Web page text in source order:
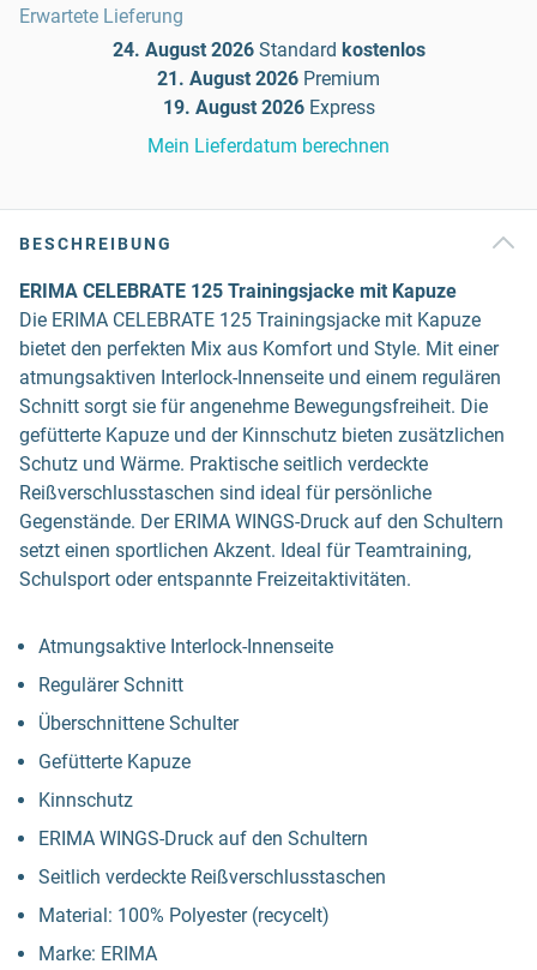
Erwartete Lieferung
24. August 2026 Standard kostenlos
21. August 2026 Premium
19. August 2026 Express
Mein Lieferdatum berechnen
BESCHREIBUNG
ERIMA CELEBRATE 125 Trainingsjacke mit Kapuze
Die ERIMA CELEBRATE 125 Trainingsjacke mit Kapuze
bietet den perfekten Mix aus Komfort und Style. Mit einer
atmungsaktiven Interlock-Innenseite und einem regulären
Schnitt sorgt sie für angenehme Bewegungsfreiheit. Die
gefütterte Kapuze und der Kinnschutz bieten zusätzlichen
Schutz und Wärme. Praktische seitlich verdeckte
Reißverschlusstaschen sind ideal für persönliche
Gegenstände. Der ERIMA WINGS-Druck auf den Schultern
setzt einen sportlichen Akzent. Ideal für Teamtraining,
Schulsport oder entspannte Freizeitaktivitäten.
Atmungsaktive Interlock-Innenseite
Regulärer Schnitt
Überschnittene Schulter
Gefütterte Kapuze
Kinnschutz
ERIMA WINGS-Druck auf den Schultern
Seitlich verdeckte Reißverschlusstaschen
Material: 100% Polyester (recycelt)
Marke: ERIMA